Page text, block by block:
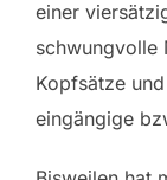
einer
schwungvolle
Kopfsätze
eingängige